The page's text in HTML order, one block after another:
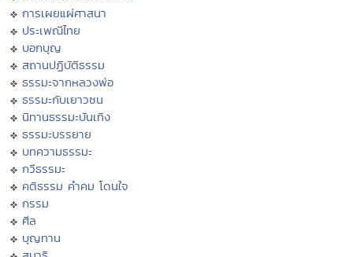
การเผยแผ่ศาสนา
ประเพณีไทย
บอกบุญ
สถานปฏิบัติธรรม
ธรรมะจากหลวงพ่อ
ธรรมะกับเยาวชน
นิทานธรรมะบันเทิง
ธรรมะบรรยาย
บทความธรรมะ
กวีธรรมะ
คติธรรม คำคม โดนใจ
กรรม
ศีล
บุญทาน